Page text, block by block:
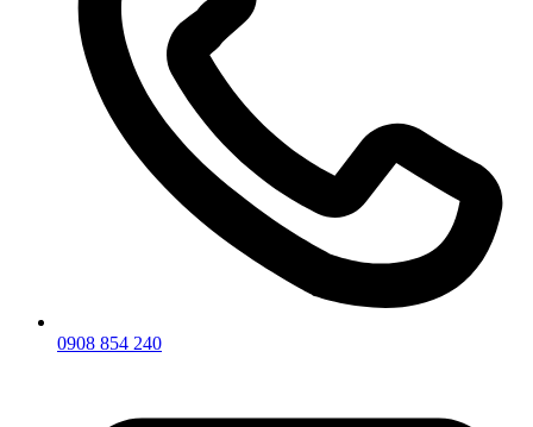
0908 854 240